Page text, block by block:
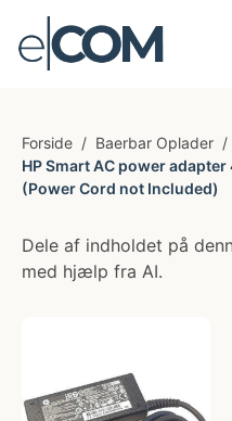
Forside / Baerbar Oplader /
HP Smart AC power
(Power Cord not Included)
Dele af indholdet på
med hjælp fra AI.